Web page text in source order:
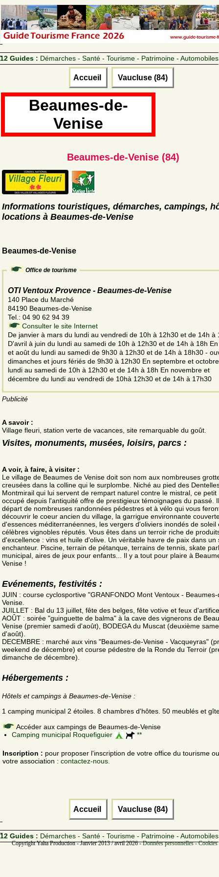
12 Guides : Démarches - Santé - Tourisme - Patrimoine - Automobiles
Accueil Vaucluse (84)
Beaumes-de-
Venise
Beaumes-de-Venise (84)
Informations touristiques, démarches, campings,
locations à Beaumes-de-Venise
Beaumes-de-Venise
Office de tourisme
OTI Ventoux Provence - Beaumes-de-Venise
140 Place du Marché
84190 Beaumes-de-Venise
Tel.: 04 90 62 94 39
Consulter le site Internet
De janvier à mars du lundi au vendredi de 10h à 12h30 et de 14h à
D'avril à juin du lundi au samedi de 10h à 12h30 et de 14h à 18h
et août du lundi au samedi de 9h30 à 12h30 et de 14h à 18h30 -
dimanches et jours fériés de 9h30 à 12h30 En septembre et
lundi au samedi de 10h à 12h30 et de 14h à 18h En novembre et
décembre du lundi au vendredi de 10hà 12h30 et de 14h à 17h30
Publicité
A savoir :
Village fleuri, station verte de vacances, site remarquable du goût.
Visites, monuments, musées, loisirs, parcs :
A voir, à faire, à visiter :
Le village de Beaumes de Venise doit son nom aux nombreuses
creusées dans la colline qui le surplombe. Niché au pied des
Montmirail qui lui servent de rempart naturel contre le mistral, ce petit
occupé depuis l'antiquité offre de prestigieux témoignages du passé.
départ de nombreuses randonnées pédestres et à vélo qui vous
découvrir le coeur ancien du village, la garrigue environnante
d'essences méditerranéennes, les vergers d'oliviers inondés de soleil
célèbres vignobles réputés. Vous êtes dans un terroir riche de
d'excellence : vins et huile d'olive. Un véritable havre de paix dans un
enchanteur. Piscine, terrain de pétanque, terrains de tennis, skate
municipal, aires de jeux pour enfants... Il y a tout pour plaire à
Venise !
Evénements, festivités :
JUIN : course cyclosportive "GRANFONDO Mont Ventoux -
Venise.
JUILLET : Bal du 13 juillet, fête des belges, fête votive et feux
AOÛT : soirée "guinguette de balma" à la cave des vignerons de
Venise (premier samedi d'août), BODEGA du Muscat (deuxième
d'août).
DECEMBRE : marché aux vins "Beaumes-de-Venise - Vacqueyras"
weekend de décembre) et course pédestre de la Ronde du Terroir
dimanche de décembre).
Hébergements :
Hôtels et campings à Beaumes-de-Venise :
1 camping municipal 2 étoiles. 8 chambres d'hôtes. 50 meublés et
Accéder aux campings de Beaumes-de-Venise
Camping municipal Roquefiguier
**
Inscription : pour proposer l'inscription de votre office du tourisme
votre association : contactez-nous.
Accueil Vaucluse (84)
12 Guides : Démarches - Santé - Tourisme - Patrimoine - Automobiles
Copyright Yalta Production - Janvier 2013 / avril 2026 -Données personnelles -